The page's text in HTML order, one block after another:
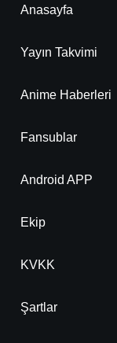
Anasayfa
Yayın Takvimi
Anime Haberleri
Fansublar
Android APP
Ekip
KVKK
Şartlar